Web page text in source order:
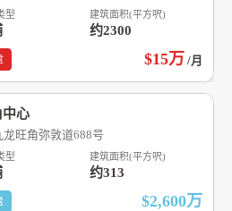
型 建筑面积(平方呎)
约2300
$15万 /月
中心
龙旺角弥敦道688号
型 建筑面积(平方呎)
约313
$2,600万